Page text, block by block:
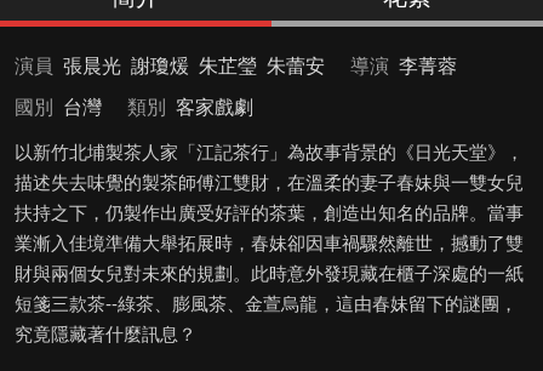
演員 張晨光 謝瓊煖 朱芷瑩 朱蕾安 導演 李菁蓉
國別
台灣 類別 客家戲劇
以新竹北埔製茶人家「江記茶行」為故事背景的《日光天堂》，
描述失去味覺的製茶師傅江雙財，在溫柔的妻子春妹與一雙女兒
扶持之下，仍製作出廣受好評的茶葉，創造出知名的品牌。當事
業漸入佳境準備大舉拓展時，春妹卻因車禍驟然離世，撼動了雙
財與兩個女兒對未來的規劃。此時意外發現藏在櫃子深處的一紙
短箋三款茶--綠茶、膨風茶、金萱烏龍，這由春妹留下的謎團，
究竟隱藏著什麼訊息？